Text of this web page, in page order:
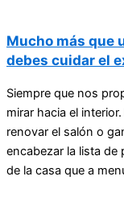
Mucho más que
debes cuidar el
Siempre que nos
mirar hacia el
renovar el salón o
encabezar la lista de
de la casa que a